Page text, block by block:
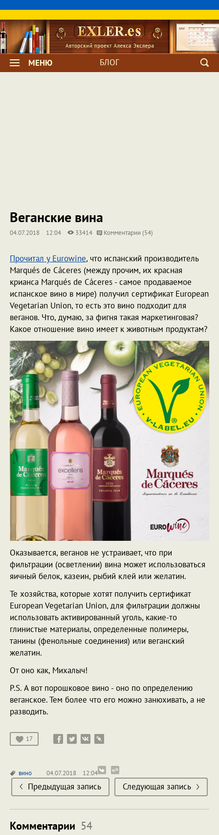
МЕНЮ БЛОГ
Веганские вина
04.07.2018 12:04 33414 Комментарии (54)
Прочитал у Eurowine, что испанский производитель
Marqués de Cáceres (между прочим, их красная
крианса Marqués de Cáceres - самое продаваемое
испанское вино в мире) получил сертификат European
Vegetarian Union, то есть это вино подходит для
веганов. Что, думаю, за фигня такая маркетинговая?
Какое отношение вино имеет к животным продуктам?
Оказывается, веганов не устраивает, что при
фильтрации (осветлении) вина может использоваться
яичный белок, казеин, рыбий клей или желатин.
Те хозяйства, которые хотят получить сертификат
European Vegetarian Union, для фильтрации должны
использовать активированный уголь, какие-то
глинистые материалы, определенные полимеры,
танины (фенольные соединения) или веганский
желатин.
От оно как, Михалыч!
P.S. А вот порошковое вино - оно по определению
веганское. Тем более что его можно занюхивать, а не
разводить.
17
вино 04.07.2018 12:04
Предыдущая запись Следующая запись
Комментарии 54